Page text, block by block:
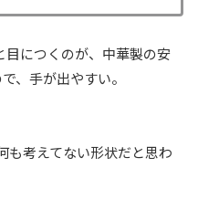
目につくのが、中華製の安
、手が出やすい。
も考えてない形状だと思わ